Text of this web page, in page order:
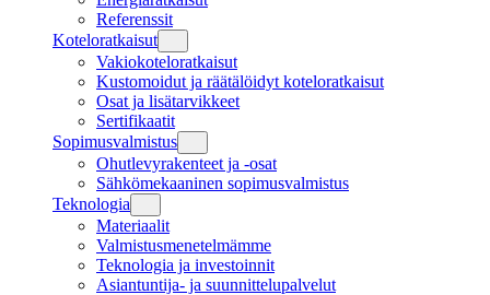
Referenssit
Koteloratkaisut
Vakiokoteloratkaisut
Kustomoidut ja räätälöidyt koteloratkaisut
Osat ja lisätarvikkeet
Sertifikaatit
Sopimusvalmistus
Ohutlevyrakenteet ja -osat
Sähkömekaaninen sopimusvalmistus
Teknologia
Materiaalit
Valmistusmenetelmämme
Teknologia ja investoinnit
Asiantuntija- ja suunnittelupalvelut